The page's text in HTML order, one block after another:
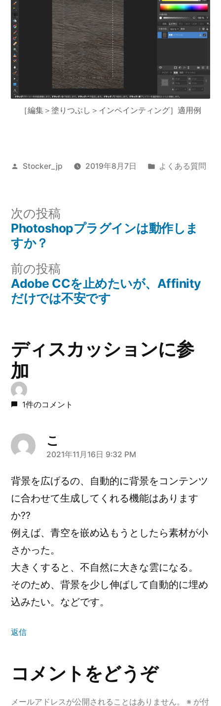
［編集＞塗りつぶし＞インペインティング］適用例
投
Stocker_jp 2019年8月7日
カ
ー:
よくある質問
投
稿
ナ
ビ
ー
シ
ョ
前の投稿
の
投
Adobe CCを止めたいが、Affinity
だけでは不安です
次の投稿
の
Photoshopプラグインは動作しま
すか？
ディスカッションに参
加
1件のコメント
こ
さ
ん
の
言:
2021年11月16日 9:32 PM
背景を広げるの、自動的に背景をコンテンツ
に合わせて生成してくれる機能はあります
か??
例えば、青空を嵌め込もうとしたら素材が小
さかった。
大きくすると、不自然に大きな雲になる。
そのため、背景を少し伸ばして自動的に埋め
込みたい。などです。
返信
コメントをどうぞ
メールアドレスが公開されることはありません。 ※ が付